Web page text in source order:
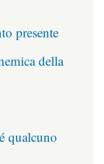
presente
della
qualcuno